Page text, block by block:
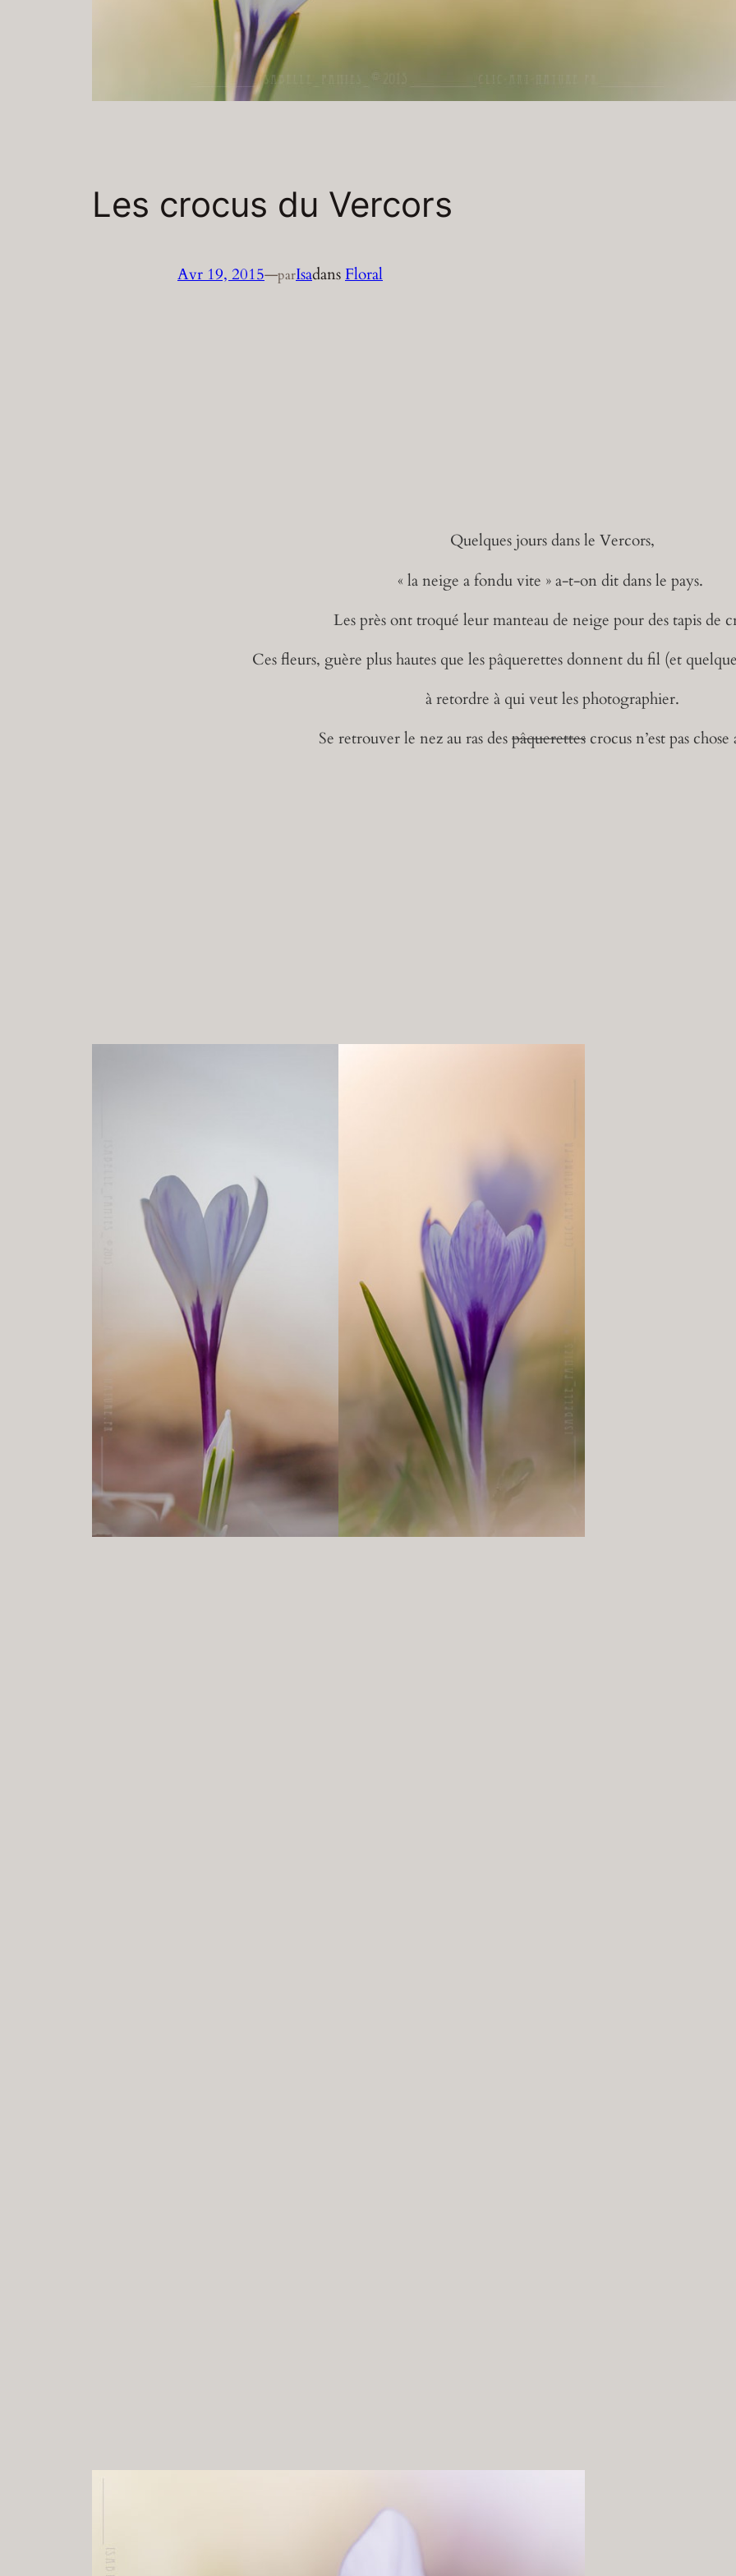
Les crocus du Vercors
Avr 19, 2015—parIsadans Floral
Quelques jours dans le Vercors,
« la neige a fondu vite » a-t-on dit dans le pays.
Les près ont troqué leur manteau de neige pour des tapis de
Ces fleurs, guère plus hautes que les pâquerettes donnent du fil (et
à retordre à qui veut les photographier.
Se retrouver le nez au ras despâquerettes crocus n’est pas